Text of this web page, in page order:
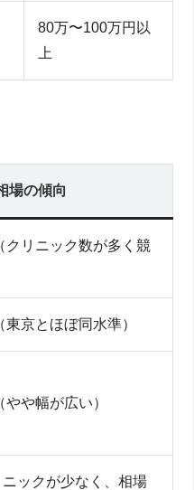
80万〜100万円以
上
場の傾向
クリニック数が多く競
京とほぼ同水準）
や幅が広い）
ックが少なく、相場